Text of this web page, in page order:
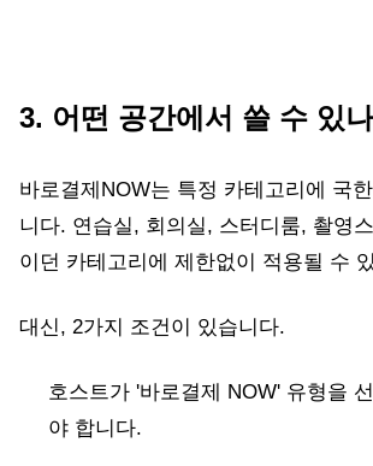
3. 어떤 공간에서 쓸 수 있
바로결제NOW는 특정 카테고리에 국
니다. 연습실, 회의실, 스터디룸, 촬영
이던 카테고리에 제한없이 적용될 수
대신, 2가지 조건이 있습니다.
호스트가 '바로결제 NOW' 유형을
야 합니다.